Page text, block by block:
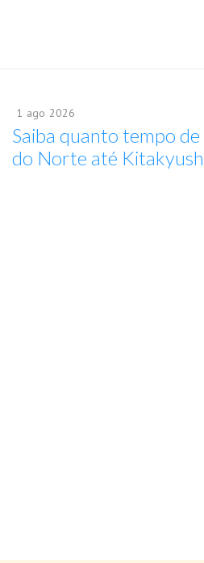
1 ago 2026
Saiba quanto tempo
do Norte até